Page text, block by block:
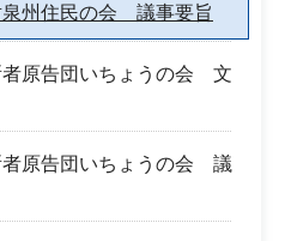
泉州住民の会 議事要旨
者原告団いちょうの会 文
者原告団いちょうの会 議